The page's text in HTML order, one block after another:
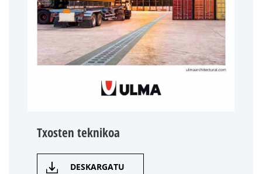
Txosten teknikoa
DESKARGATU